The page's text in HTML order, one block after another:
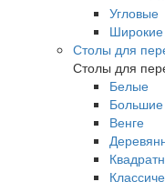
Угловые
Широкие
Столы для
Столы для
Белые
Большие
Венге